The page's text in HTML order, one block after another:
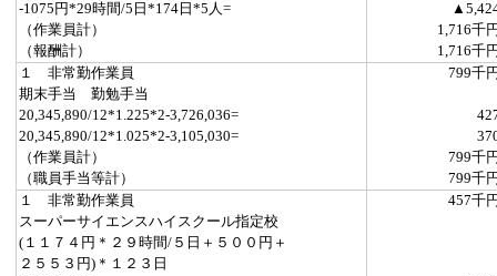
-1075円*29時間/5日*174日*5人=
（作業員計）
1,716千
（報酬計）
1,716千
１ 非常勤作業員
799千
期末手当 勤勉手当
20,345,890/12*1.225*2-3,726,036=
20,345,890/12*1.025*2-3,105,030=
（作業員計）
799千
（職員手当等計）
799千
１ 非常勤作業員
457千
スーパーサイエンスハイスクール指定校
(１１７４円＊２９時間/５日＋５００円＋
２５５３円)＊１２３日